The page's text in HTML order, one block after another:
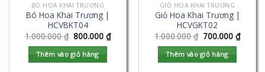
BÓ HOA KHAI TRƯƠNG
Bó Hoa Khai Trương |
HCVBKT04
1.000.000₫ 800.000₫
Thêm vào giỏ hàng
GIỎ HOA KHAI TRƯƠNG
Giỏ Hoa Khai Trương |
HCVGKT02
1.000.000₫ 700.000₫
Thêm vào giỏ hàng